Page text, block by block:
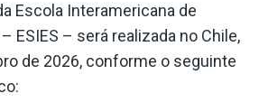
Escola Interamericana de
ESIES – será realizada no Chile,
de 2026, conforme o seguinte